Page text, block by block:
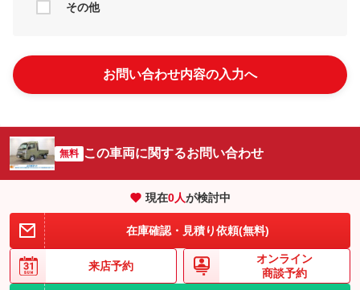
その他
お問い合わせ内容の入力へ
無料 この車両に関するお問い合わせ
現在0人が検討中
在庫確認・見積り依頼(無料)
来店予約
オンライン
商談予約